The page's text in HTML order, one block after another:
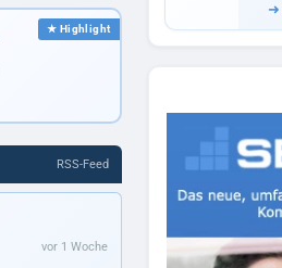
RSS-Feed
vor 1 Woche
➜